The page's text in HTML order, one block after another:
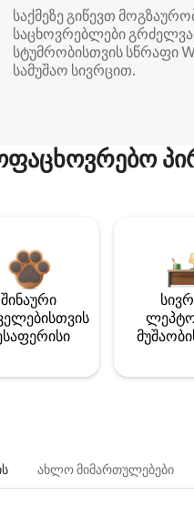
საქმეზე გიწევთ
საცხოვრებლები
სტუმრობისთვის სწრაფი
სამუშაო სივრცით.
შინაური
ახლო მიმართულებები